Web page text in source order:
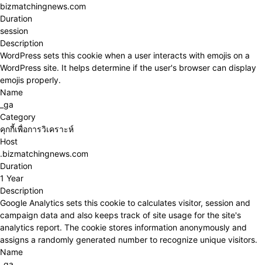
bizmatchingnews.com
Duration
session
Description
WordPress sets this cookie when a user interacts with emojis on a
WordPress site. It helps determine if the user's browser can display
emojis properly.
Name
_ga
Category
คุกกี้เพื่อการวิเคราะห์
Host
.bizmatchingnews.com
Duration
1 Year
Description
Google Analytics sets this cookie to calculates visitor, session and
campaign data and also keeps track of site usage for the site's
analytics report. The cookie stores information anonymously and
assigns a randomly generated number to recognize unique visitors.
Name